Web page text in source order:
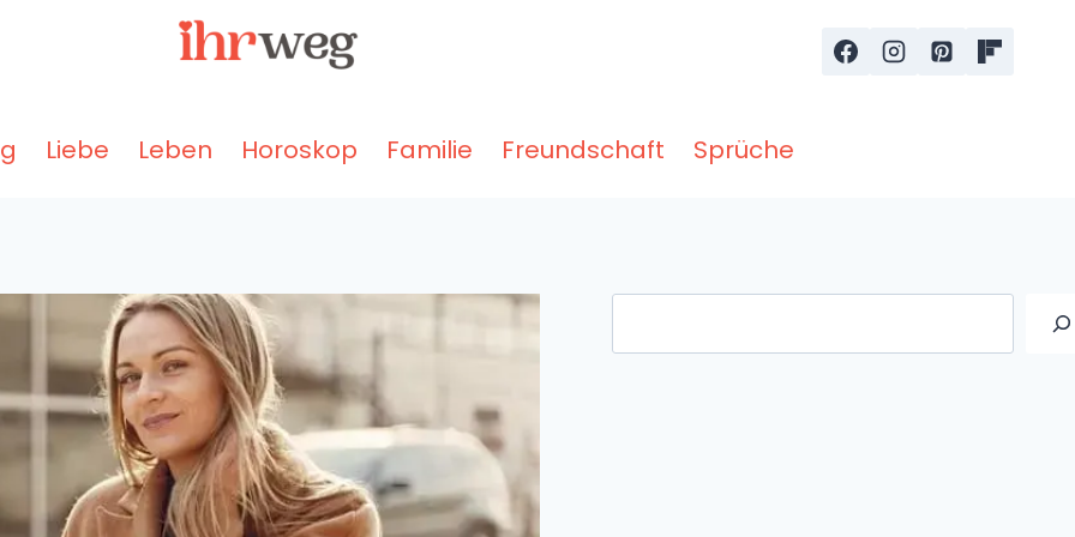
Liebe Leben Horoskop Familie Freundschaft Sprüche